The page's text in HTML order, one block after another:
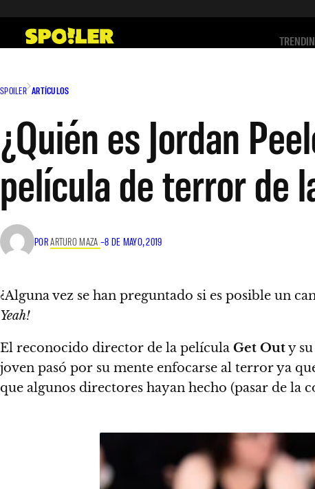
contenido
SPOILER ARTÍCULOS
¿Quién es Jordan
película de terror de
PORARTURO MAZA –8 DE MAYO, 2019
¿Alguna vez se han preguntado si es posible un
Yeah!
El reconocido director de la película Get Outy
joven pasó por su mente enfocarse al terror ya
que algunos directores hayan hecho (pasar de